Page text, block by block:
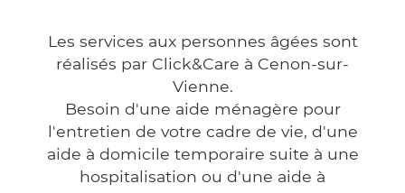
Les services aux personnes âgées sont
réalisés par Click&Care à Cenon-sur-
Vienne.
Besoin d'une aide ménagère pour
l'entretien de votre cadre de vie, d'une
aide à domicile temporaire suite à une
hospitalisation ou d'une aide à